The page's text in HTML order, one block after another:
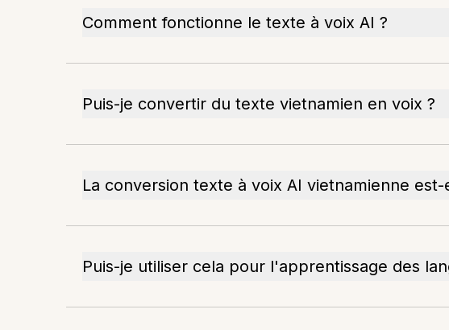
Comment fonctionne le texte à voix AI ?
Puis-je convertir du texte vietnamien en voix ?
La conversion texte à voix AI vietnamienne
Puis-je utiliser cela pour l'apprentissage des